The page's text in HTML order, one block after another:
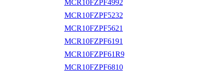
MCR10FZPF4992
MCR10FZPF5232
MCR10FZPF5621
MCR10FZPF6191
MCR10FZPF61R9
MCR10FZPF6810